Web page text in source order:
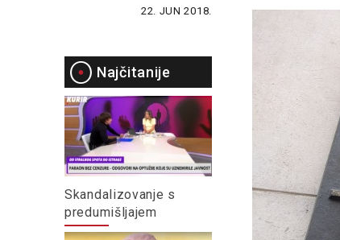
22. JUN 2018.
Najčitanije
Skandalizovanje s
predumišljajem